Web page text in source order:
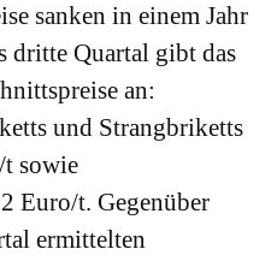
sanken in einem Jahr
dritte Quartal gibt das
an:
und Strangbriketts
sowie
Euro/t. Gegenüber
ermittelten